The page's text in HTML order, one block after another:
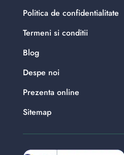
Politica de confidentialitate
Termeni si conditii
Blog
Despe noi
Prezenta online
Sitemap